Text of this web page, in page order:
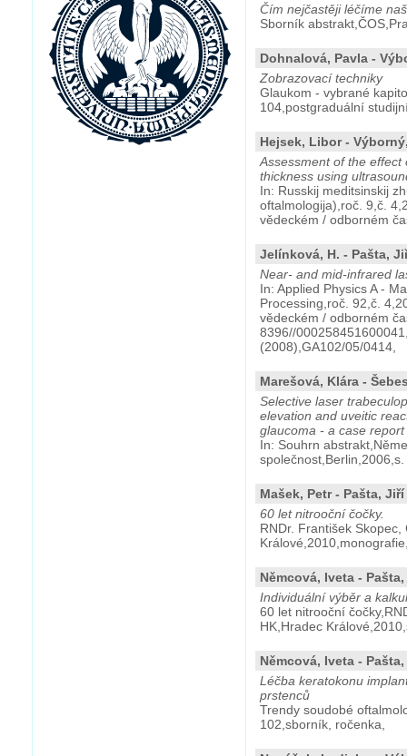
Čím nejčastěji léčíme
Sborník
Dohnalová, Pavla -
Zobrazovací techniky
Glaukom - vybrané
104,postgraduální
Hejsek, Libor -
Assessment of the
thickness using
In: Russkij meditsinskij
oftalmologija),roč. 9,č.
vědeckém / odborném
Jelínková, H. - Pašta,
Near- and mid-infrared
In: Applied Physics A -
Processing,roč. 92,č.
vědeckém / odborném
8396//
(2008),GA102/05/0414,
Marešová, Klára -
Selective laser
elevation and uveitic
glaucoma - a case report
In: Souhrn
Mašek, Petr - Pašta, Jiří
60 let nitrooční čočky.
RNDr. František
Němcová, Iveta -
Individuální výběr a
60 let nitrooční
HK,Hradec
Němcová, Iveta -
Léčba keratokonu
prstenců
Trendy soudobé
102,sborník, ročenka,